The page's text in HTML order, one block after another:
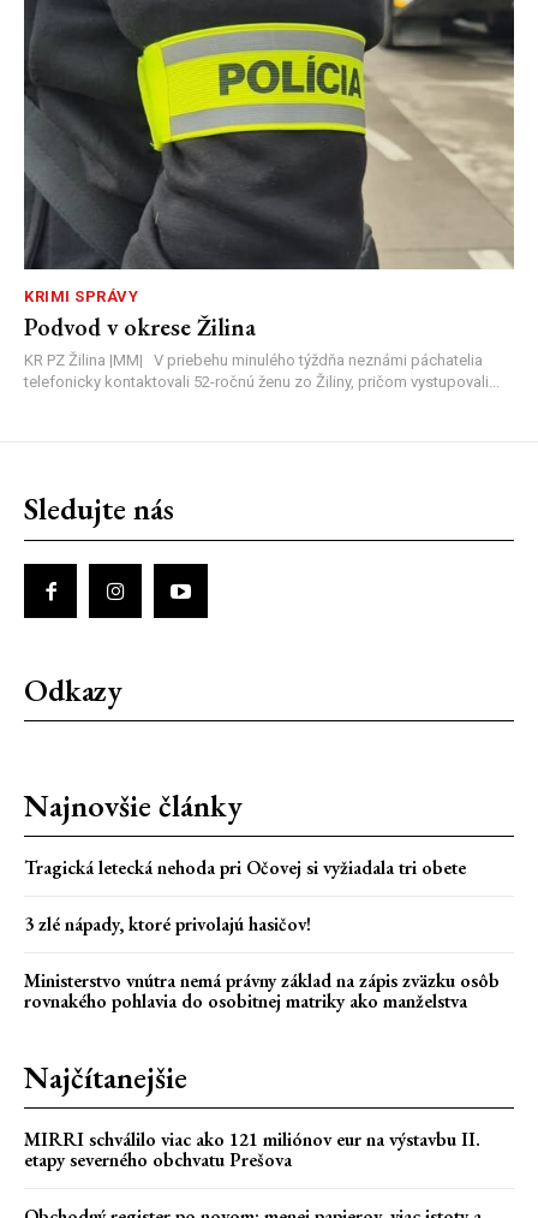
KRIMI SPRÁVY
Podvod v okrese Žilina
KR PZ Žilina |MM| V priebehu minulého týždňa neznámi páchatelia
telefonicky kontaktovali 52-ročnú ženu zo Žiliny, pričom vystupovali...
Sledujte nás
Odkazy
Najnovšie články
Tragická letecká nehoda pri Očovej si vyžiadala tri obete
3 zlé nápady, ktoré privolajú hasičov!
Ministerstvo vnútra nemá právny základ na zápis zväzku osôb
rovnakého pohlavia do osobitnej matriky ako manželstva
Najčítanejšie
MIRRI schválilo viac ako 121 miliónov eur na výstavbu II.
etapy severného obchvatu Prešova